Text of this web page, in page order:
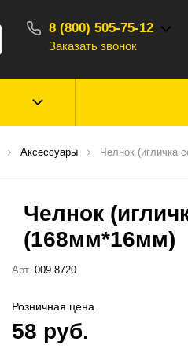
8 (800) 505-75-12
Заказать звонок
ароматизаторы
Сторонние
Аксессуары Челнок (игличка
Челнок
(168мм*16мм)
Арт. 009.8720
Розничная цена
58 руб.